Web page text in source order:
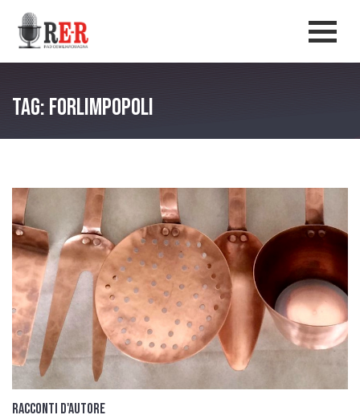
Salta al contenuto principale
Tag: Forlimpopoli
Racconti d'autore